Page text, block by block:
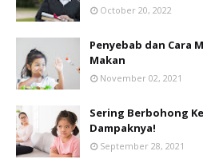
October 20, 2022
Penyebab dan Cara
Makan
November 02, 2021
Sering Berbohong
Dampaknya!
September 28, 2021